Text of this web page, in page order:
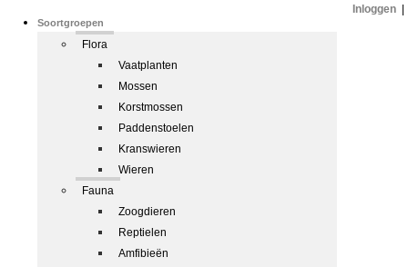
Soortgroepen
Flora
Vaatplanten
Mossen
Korstmossen
Paddenstoelen
Kranswieren
Wieren
Fauna
Zoogdieren
Reptielen
Amfibieën
Inloggen